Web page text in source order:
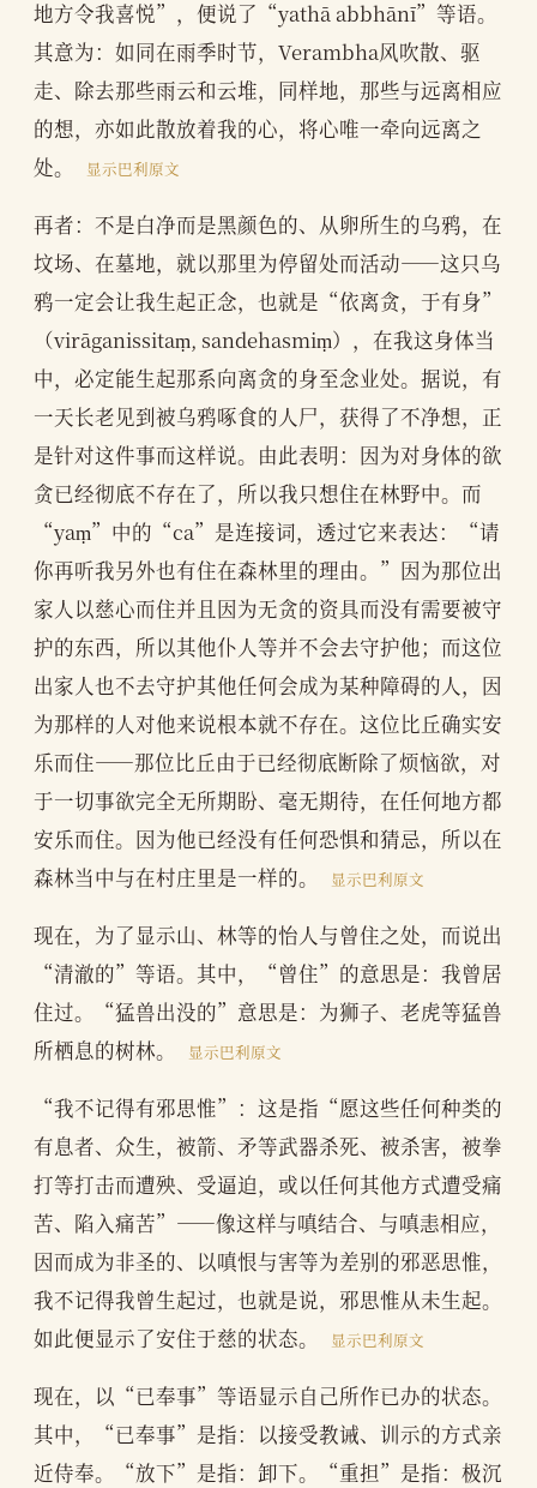
地方令我喜悦”，便说了“yathā abbhānī”等语。
其意为：如同在雨季时节，Verambha风吹散、驱
走、除去那些雨云和云堆，同样地，那些与远离相应
的想，亦如此散放着我的心，将心唯一牵向远离之
处。
显示巴利原文
再者：不是白净而是黑颜色的、从卵所生的乌鸦，在
坟场、在墓地，就以那里为停留处而活动——这只乌
鸦一定会让我生起正念，也就是“依离贪，于有身”
（virāganissitaṃ, sandehasmiṃ），在我这身体当
中，必定能生起那系向离贪的身至念业处。据说，有
一天长老见到被乌鸦啄食的人尸，获得了不净想，正
是针对这件事而这样说。由此表明：因为对身体的欲
贪已经彻底不存在了，所以我只想住在林野中。而
“yaṃ”中的“ca”是连接词，透过它来表达：“请
你再听我另外也有住在森林里的理由。”因为那位出
家人以慈心而住并且因为无贪的资具而没有需要被守
护的东西，所以其他仆人等并不会去守护他；而这位
出家人也不去守护其他任何会成为某种障碍的人，因
为那样的人对他来说根本就不存在。这位比丘确实安
乐而住——那位比丘由于已经彻底断除了烦恼欲，对
于一切事欲完全无所期盼、毫无期待，在任何地方都
安乐而住。因为他已经没有任何恐惧和猜忌，所以在
森林当中与在村庄里是一样的。
显示巴利原文
现在，为了显示山、林等的怡人与曾住之处，而说出
“清澈的”等语。其中，“曾住”的意思是：我曾居
住过。“猛兽出没的”意思是：为狮子、老虎等猛兽
所栖息的树林。
显示巴利原文
“我不记得有邪思惟”：这是指“愿这些任何种类的
有息者、众生，被箭、矛等武器杀死、被杀害，被拳
打等打击而遭殃、受逼迫，或以任何其他方式遭受痛
苦、陷入痛苦”——像这样与嗔结合、与嗔恚相应，
因而成为非圣的、以嗔恨与害等为差别的邪恶思惟，
我不记得我曾生起过，也就是说，邪思惟从未生起。
如此便显示了安住于慈的状态。
显示巴利原文
现在，以“已奉事”等语显示自己所作已办的状态。
其中，“已奉事”是指：以接受教诫、训示的方式亲
近侍奉。“放下”是指：卸下。“重担”是指：极沉